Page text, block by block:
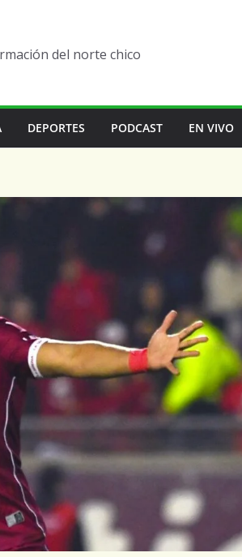
del norte chico
DEPORTES PODCAST EN VIVO